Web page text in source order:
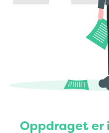
Oppdraget er